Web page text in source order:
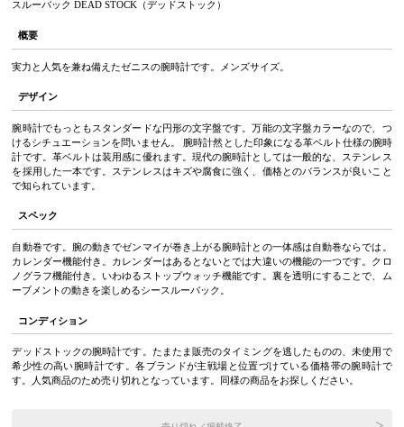
スルーバック DEAD STOCK（デッドストック）
概要
実力と人気を兼ね備えたゼニスの腕時計です。メンズサイズ。
デザイン
腕時計でもっともスタンダードな円形の文字盤です。万能の文字盤カラーなので、つ
けるシチュエーションを問いません。 腕時計然とした印象になる革ベルト仕様の腕時
計です。革ベルトは装用感に優れます。現代の腕時計としては一般的な、ステンレス
を採用した一本です。ステンレスはキズや腐食に強く、価格とのバランスが良いこと
で知られています。
スペック
自動巻です。腕の動きでゼンマイが巻き上がる腕時計との一体感は自動巻ならでは。
カレンダー機能付き。カレンダーはあるとないとでは大違いの機能の一つです。クロ
ノグラフ機能付き。いわゆるストップウォッチ機能です。裏を透明にすることで、ム
ーブメントの動きを楽しめるシースルーバック。
コンディション
デッドストックの腕時計です。たまたま販売のタイミングを逃したものの、未使用で
希少性の高い腕時計です。各ブランドが主戦場と位置づけている価格帯の腕時計で
す。人気商品のため売り切れとなっています。同様の商品をお探しください。